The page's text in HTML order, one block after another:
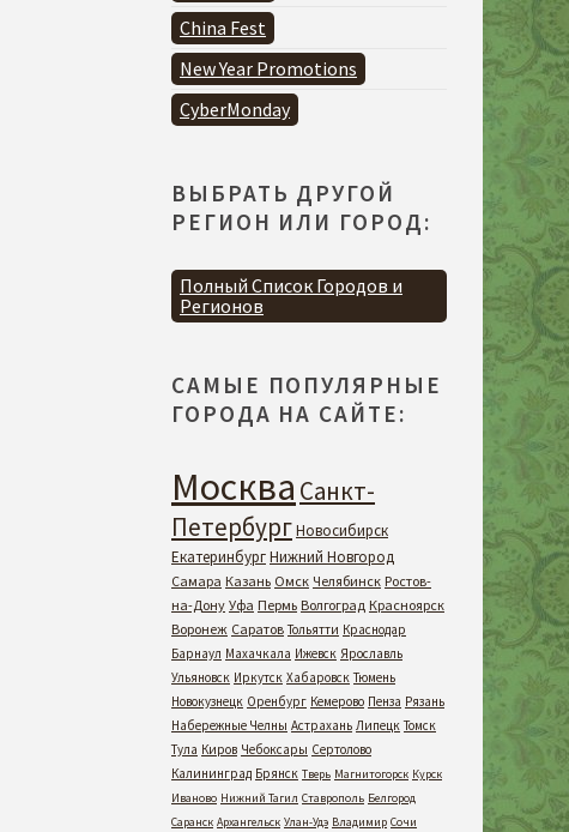
China Fest
New Year Promotions
CyberMonday
ВЫБРАТЬ ДРУГОЙ
РЕГИОН ИЛИ ГОРОД:
Полный Список Городов и
Регионов
САМЫЕ ПОПУЛЯРНЫЕ
ГОРОДА НА САЙТЕ:
Москва Санкт-
ПетербургНовосибирск
ЕкатеринбургНижний Новгород
Самара Казань Омск Челябинск Ростов-
на-Дону Уфа Пермь Волгоград Красноярск
Воронеж Саратов Тольятти Краснодар
Барнаул Махачкала Ижевск Ярославль
Ульяновск Иркутск Хабаровск Тюмень
Новокузнецк Оренбург Кемерово Пенза Рязань
Набережные Челны Астрахань Липецк Томск
Тула Киров Чебоксары Сертолово
Калининград Брянск Тверь Магнитогорск Курск
Иваново Нижний Тагил Ставрополь Белгород
Саранск Архангельск Улан-Удэ Владимир Сочи